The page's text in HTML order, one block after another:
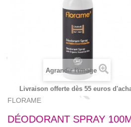
Agrandir l'image
Livraison offerte dès 55 euros
FLORAME
DÉODORANT SPRAY